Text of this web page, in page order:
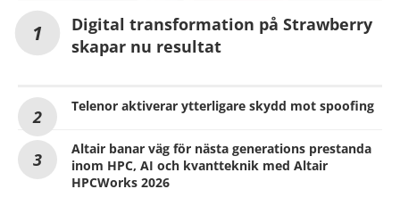
Digital transformation på Strawberry
skapar nu resultat
Telenor aktiverar ytterligare skydd mot spoofing
Altair banar väg för nästa generations prestanda
inom HPC, AI och kvantteknik med Altair
HPCWorks 2026